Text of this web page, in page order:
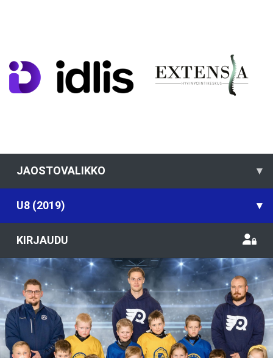
JAOSTOVALIKKO ▾
U8 (2019) ▾
KIRJAUDU